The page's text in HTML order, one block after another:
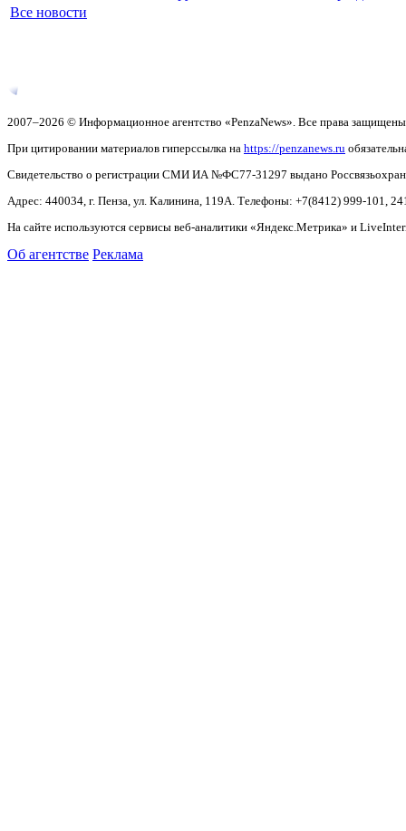
Все новости
2007–2026 © Информационное агентство «PenzaNews». Все права
При цитировании материалов гиперссылка на https://penzanews.ru
Свидетельство о регистрации СМИ ИА №ФС77-31297 выдано
Адрес: 440034, г. Пенза, ул. Калинина, 119А. Телефоны: +7(8412) 999-101,
На сайте используются сервисы веб-аналитики «Яндекс.Метрика» и
Об агентстве Реклама